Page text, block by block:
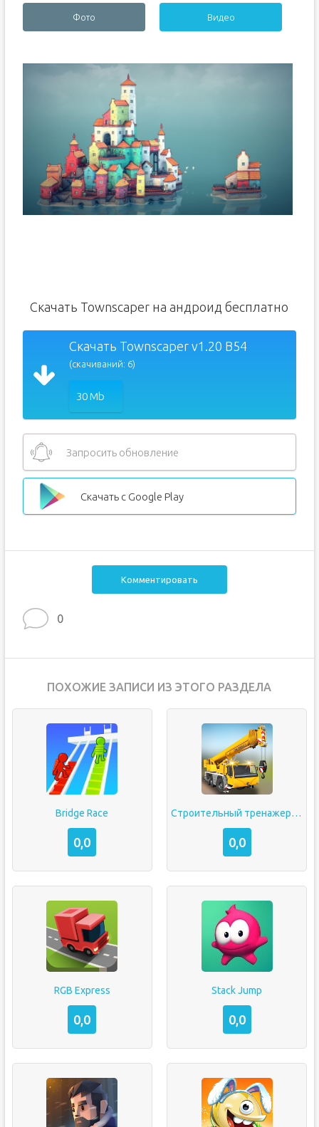
Фото Видео
Скачать Townscaper на андроид бесплатно
Скачать Townscaper v1.20 B54
(скачиваний: 6)
30 Mb
Запросить обновление
Скачать с Google Play
Комментировать
0
ПОХОЖИЕ ЗАПИСИ ИЗ ЭТОГО РАЗДЕЛА
Bridge Race
0,0
Строительный тренажер 2014
0,0
RGB Express
0,0
Stack Jump
0,0